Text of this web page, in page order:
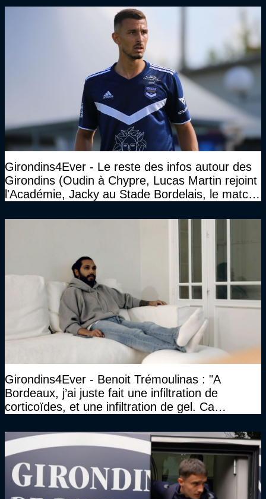
Girondins4Ever - Le reste des infos autour des
Girondins (Oudin à Chypre, Lucas Martin rejoint
l'Académie, Jacky au Stade Bordelais, le match
Girondins4Ever - Benoit Trémoulinas : "A
Bordeaux, j’ai juste fait une infiltration de
corticoïdes, et une infiltration de gel. Ca